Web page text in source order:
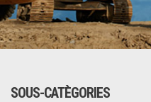
SOUS-CATÈGORIES